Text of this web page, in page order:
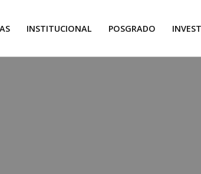
INSTITUCIONAL POSGRADO